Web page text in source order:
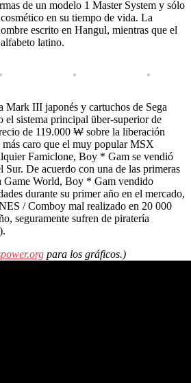
de un modelo 1 Master System y sólo
en su tiempo de vida. La
escrito en Hangul, mientras que el
latino.
Mark III japonés y cartuchos de Sega
el sistema principal über-superior de
de 119.000 ₩ sobre la liberación
caro que el muy popular MSX
Famiclone, Boy * Gam se vendió
Sur. De acuerdo con una de las primeras
Game World, Boy * Gam vendido
durante su primer año en el mercado,
/ Comboy mal realizado en 20 000
seguramente sufren de piratería
para los gráficos.)